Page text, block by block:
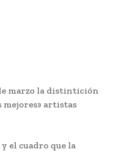
marzo la distintición
mejores» artistas
el cuadro que la